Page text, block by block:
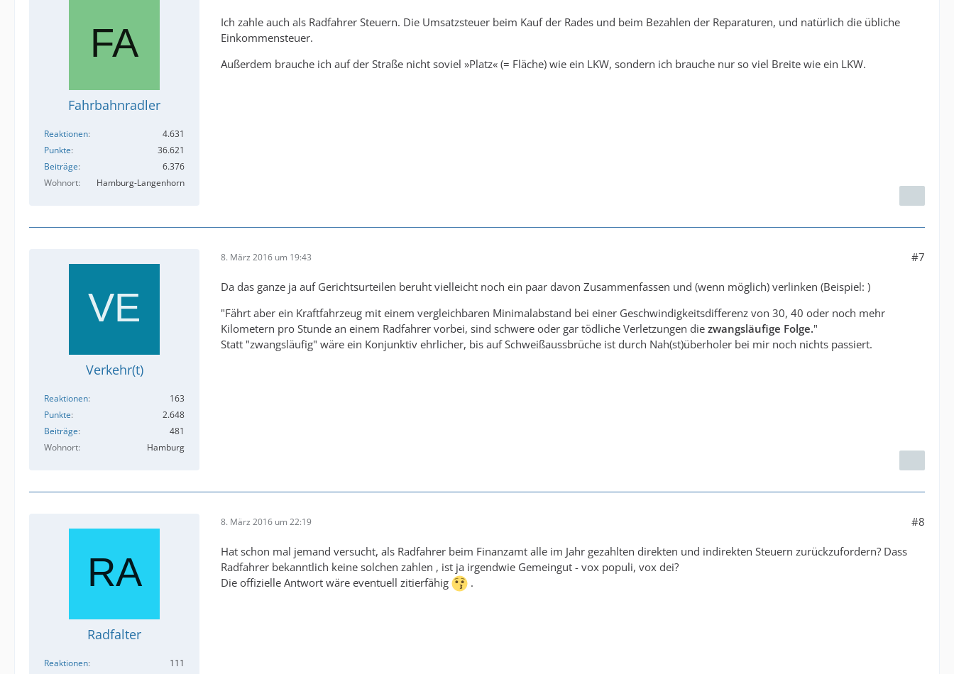
Fahrbahnradler
Reaktionen
4.631
Punkte
36.621
Beiträge
6.376
Wohnort
Hamburg-Langenhorn
Ich zahle auch als Radfahrer Steuern. Die Umsatzsteuer beim Kauf der Rades und beim Bezahlen der Reparaturen, und natürlich die übliche
Einkommensteuer.
Außerdem brauche ich auf der Straße nicht soviel »Platz« (= Fläche) wie ein LKW, sondern ich brauche nur so viel Breite wie ein LKW.
Verkehr(t)
Reaktionen
163
Punkte
2.648
Beiträge
481
Wohnort
Hamburg
8. März 2016 um 19:43 #7
Da das ganze ja auf Gerichtsurteilen beruht vielleicht noch ein paar davon Zusammenfassen und (wenn möglich) verlinken (Beispiel: )
"Fährt aber ein Kraftfahrzeug mit einem vergleichbaren Minimalabstand bei einer Geschwindigkeitsdifferenz von 30, 40 oder noch mehr
Kilometern pro Stunde an einem Radfahrer vorbei, sind schwere oder gar tödliche Verletzungen die zwangsläufige Folge."
Statt "zwangsläufig" wäre ein Konjunktiv ehrlicher, bis auf Schweißaussbrüche ist durch Nah(st)überholer bei mir noch nichts passiert.
Radfalter
Reaktionen
111
8. März 2016 um 22:19 #8
Hat schon mal jemand versucht, als Radfahrer beim Finanzamt alle im Jahr gezahlten direkten und indirekten Steuern zurückzufordern? Dass
Radfahrer bekanntlich keine solchen zahlen , ist ja irgendwie Gemeingut - vox populi, vox dei?
Die offizielle Antwort wäre eventuell zitierfähig
.